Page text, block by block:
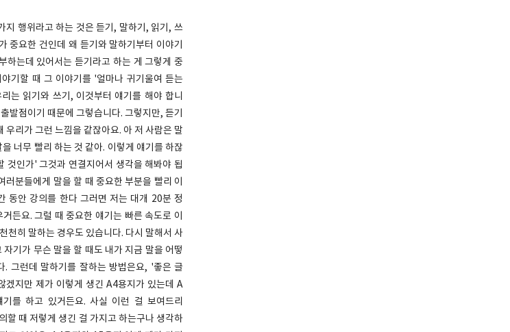
지 행위라고 하는 것은 듣기, 말하기, 읽기, 쓰
중요한 건인데 왜 듣기와 말하기부터 이야기
하는데 있어서는 듣기라고 하는 게 그렇게 중
기할 때 그 이야기를 '얼마나 귀기울여 듣는
는 읽기와 쓰기, 이것부터 얘기를 해야 합니
발점이기 때문에 그렇습니다. 그렇지만, 듣기
리가 그런 느낌을 같잖아요. 아 저 사람은 말
너무 빨리 하는 것 같아. 이렇게 얘기를 하잖
것인가' 그것과 연결지어서 생각을 해봐야 됩
분들에게 말을 할 때 중요한 부분을 빨리 이
동안 강의를 한다 그러면 저는 대개 20분 정
든요. 그럴 때 중요한 얘기는 빠른 속도로 이
천히 말하는 경우도 있습니다. 다시 말해서 사
기가 무슨 말을 할 때도 내가 지금 말을 어떻
. 그런데 말하기를 잘하는 방법은요, '좋은 글
겠지만 제가 이렇게 생긴 A4용지가 있는데 A
를 하고 있거든요. 사실 이런 걸 보여드리
할 때 저렇게 생긴 걸 가지고 하는구나 생각하